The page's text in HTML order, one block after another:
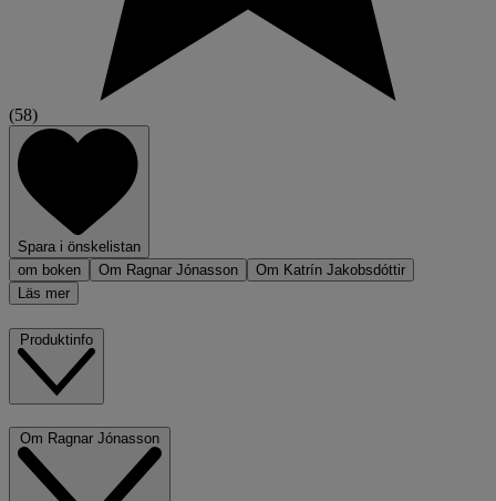
(58)
Spara i önskelistan
om boken
Om Ragnar Jónasson
Om Katrín Jakobsdóttir
Läs mer